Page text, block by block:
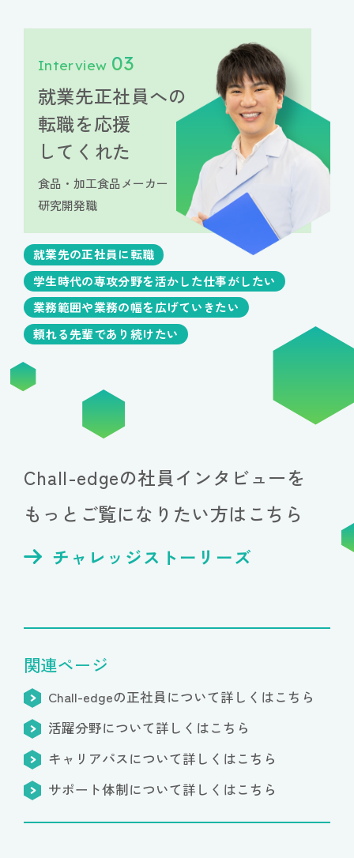
Interview 03
就業先正社員への
転職を応援
してくれた
食品・加工食品メーカー
研究開発職
就業先の正社員に転職
学生時代の専攻分野を活かした仕事がしたい
業務範囲や業務の幅を広げていきたい
頼れる先輩であり続けたい
Chall-edgeの社員インタビューを
もっとご覧になりたい方はこちら
チャレッジストーリーズ
関連ページ
Chall-edgeの正社員について詳しくはこちら
活躍分野について詳しくはこちら
キャリアパスについて詳しくはこちら
サポート体制について詳しくはこちら